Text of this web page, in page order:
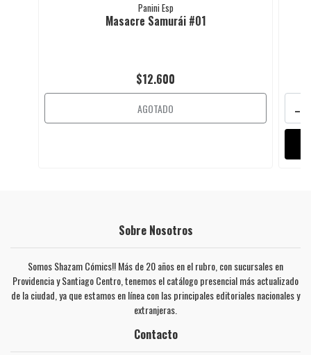
Panini Esp
Masacre Samurái #01
$12.600
AGOTADO -
Sobre Nosotros
Somos Shazam Cómics!! Más de 20 años en el rubro, con sucursales en
Providencia y Santiago Centro, tenemos el catálogo presencial más actualizado
de la ciudad, ya que estamos en línea con las principales editoriales nacionales y
extranjeras.
Contacto